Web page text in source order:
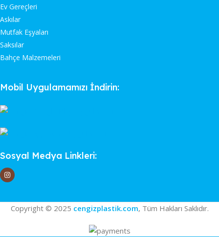
Ev Gereçleri
Askılar
Mutfak Eşyaları
Saksılar
Bahçe Malzemeleri
Mobil Uygulamamızı İndirin:
Sosyal Medya Linkleri:
Copyright © 2025 cengizplastik.com, Tüm Hakları Saklıdır.